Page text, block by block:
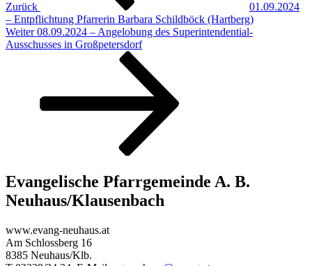
Zurück
01.09.2024
– Entpflichtung Pfarrerin Barbara Schildböck (Hartberg)
Nächster
Beitrag
Weiter 08.09.2024 – Angelobung des Superintendential-
Ausschusses in Großpetersdorf
Evangelische Pfarrgemeinde A. B.
Neuhaus/Klausenbach
www.evang-neuhaus.at
Am Schlossberg 16
8385 Neuhaus/Klb.